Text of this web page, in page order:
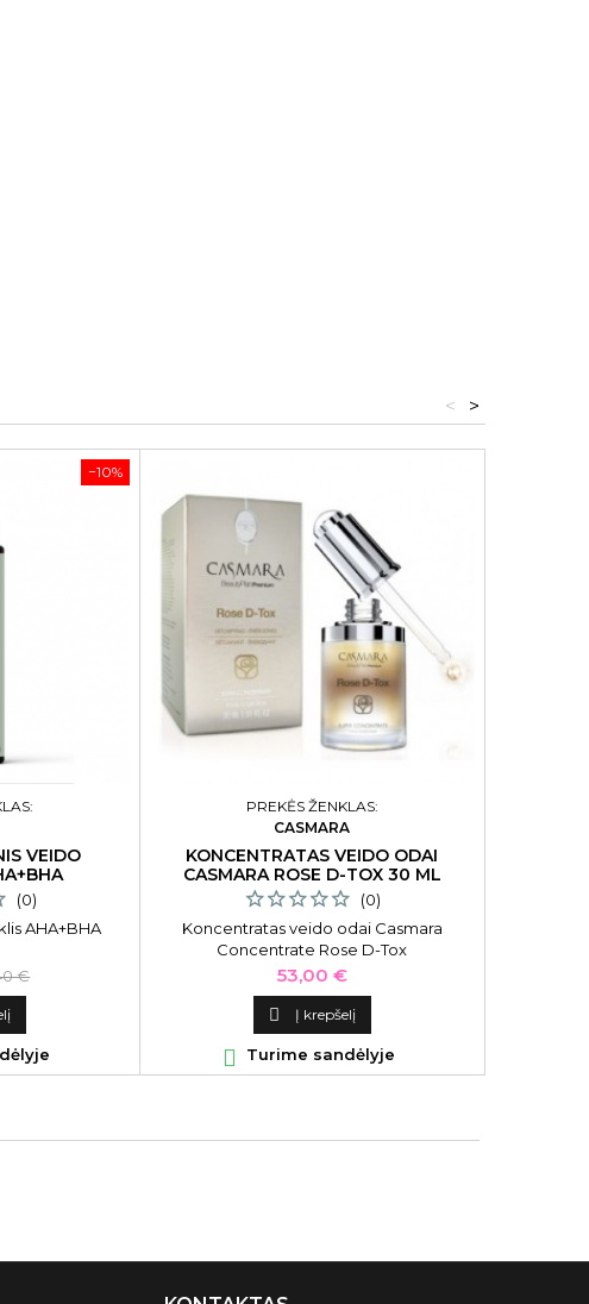
>
<
−10%
VEIDO
(0)
AHA+BHA
€
PREKĖS ŽENKLAS:
CASMARA
KONCENTRATAS VEIDO ODAI
CASMARA ROSE D-TOX 30 ML
(0)
Koncentratas veido odai Casmara
Concentrate Rose D-Tox
CASA14003/141003 , 30 ml
Kaina
53,00 €
 Į krepšelį
 Turime sandėlyje